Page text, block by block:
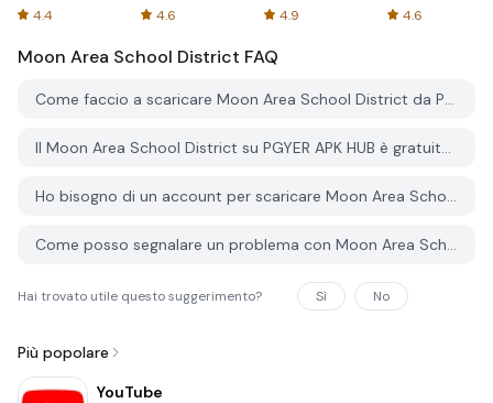
4.4
Spreadsheets
4.6 4.9
AFTVnews
4.6
Moon Area School District FAQ
Come faccio a scaricare Moon Area School District da PGYER APK HUB?
Il Moon Area School District su PGYER APK HUB è gratuito?
Ho bisogno di un account per scaricare Moon Area School District da PGYER APK HUB?
Come posso segnalare un problema con Moon Area School District su PGYER APK HUB?
Hai trovato utile questo suggerimento? Sì No
Più popolare
YouTube